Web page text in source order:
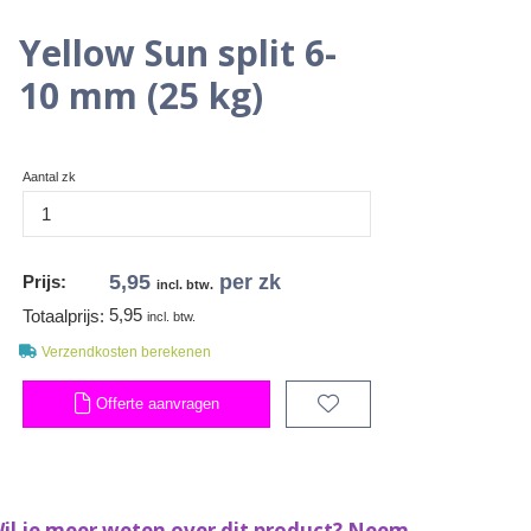
Yellow Sun split 6-
10 mm (25 kg)
Aantal zk
Prijs: 5,95 incl. btw. per zk
Totaalprijs: 5,95 incl. btw.
Verzendkosten berekenen
Offerte aanvragen